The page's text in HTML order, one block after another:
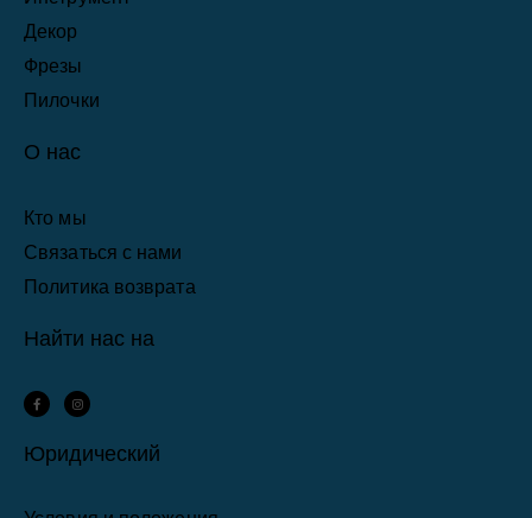
Декор
Фрезы
Пилочки
О нас
Кто мы
Связаться с нами
Политика возврата
Найти нас на
F
a
c
o
I
n
s
g
Юридический